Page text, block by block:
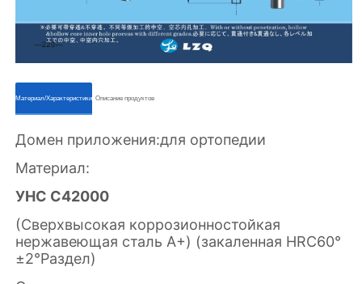
ㅤㅤМатериал/Характеристикиㅤㅤ ㅤㅤОписание продуктовㅤㅤ